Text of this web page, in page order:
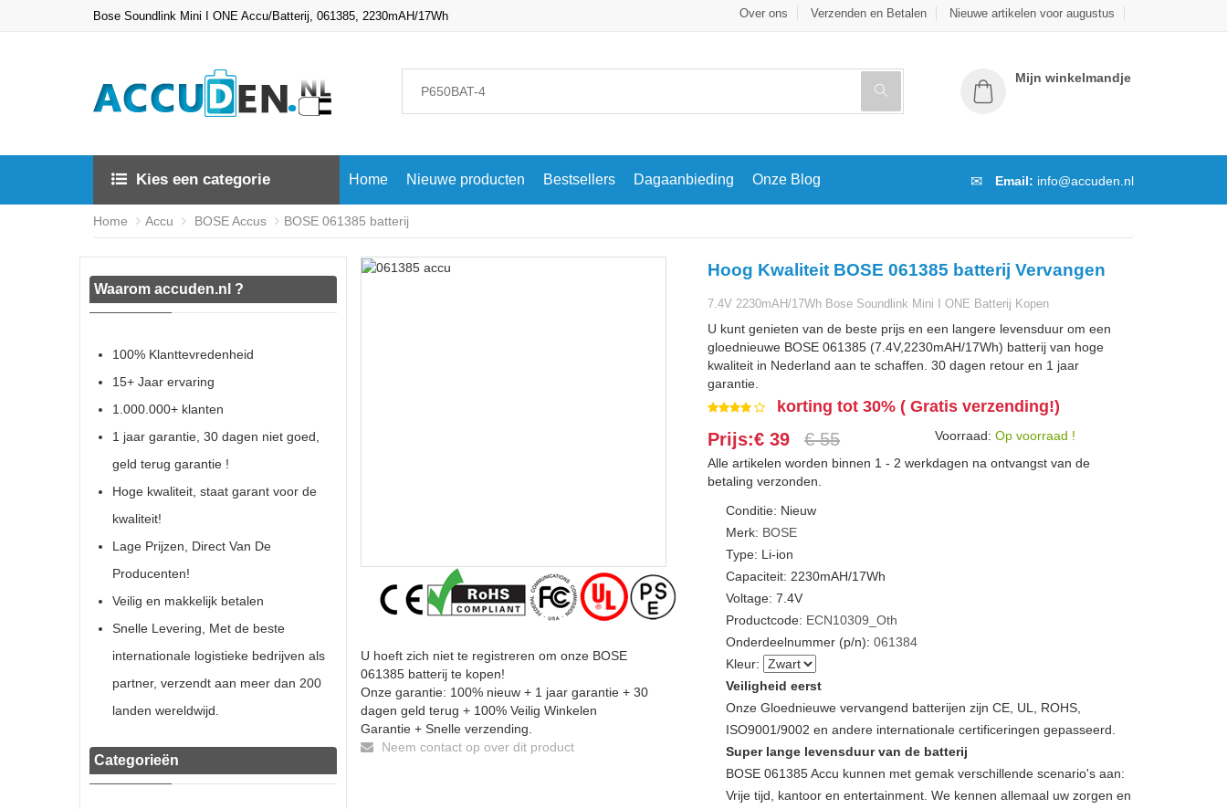
Bose Soundlink Mini I ONE Accu/Batterij, 061385, 2230mAH/17Wh Over ons Verzenden en Betalen Nieuwe artikelen voor augustus
Mijn winkelmandje
Kies een categorie Home Nieuwe producten Bestsellers Dagaanbieding Onze Blog Email: info@accuden.nl
Home Accu BOSE Accus BOSE 061385 batterij
Waarom accuden.nl ?
100% Klanttevredenheid
15+ Jaar ervaring
1.000.000+ klanten
1 jaar garantie, 30 dagen niet goed,
geld terug garantie !
Hoge kwaliteit, staat garant voor de
kwaliteit!
Lage Prijzen, Direct Van De
Producenten!
Veilig en makkelijk betalen
Snelle Levering, Met de beste
internationale logistieke bedrijven als
partner, verzendt aan meer dan 200
landen wereldwijd.
Categorieën
U hoeft zich niet te registreren om onze BOSE
061385 batterij te kopen!
Onze garantie: 100% nieuw + 1 jaar garantie + 30
dagen geld terug + 100% Veilig Winkelen
Garantie + Snelle verzending.
Neem contact op over dit product
Hoog Kwaliteit BOSE 061385 batterij Vervangen
7.4V 2230mAH/17Wh Bose Soundlink Mini I ONE Batterij Kopen
U kunt genieten van de beste prijs en een langere levensduur om een
gloednieuwe BOSE 061385 (7.4V,2230mAH/17Wh) batterij van hoge
kwaliteit in Nederland aan te schaffen. 30 dagen retour en 1 jaar
garantie.
korting tot 30% ( Gratis verzending!)
Prijs:€ 39 € 55 Voorraad: Op voorraad !
Alle artikelen worden binnen 1 - 2 werkdagen na ontvangst van de
betaling verzonden.
Conditie: Nieuw
Merk: BOSE
Type: Li-ion
Capaciteit: 2230mAH/17Wh
Voltage: 7.4V
Productcode: ECN10309_Oth
Onderdeelnummer (p/n):061384
Kleur:
Veiligheid eerst
Onze Gloednieuwe vervangend batterijen zijn CE, UL, ROHS,
ISO9001/9002 en andere internationale certificeringen gepasseerd.
Super lange levensduur van de batterij
BOSE 061385 Accu kunnen met gemak verschillende scenario's aan:
Vrije tijd, kantoor en entertainment. We kennen allemaal uw zorgen en